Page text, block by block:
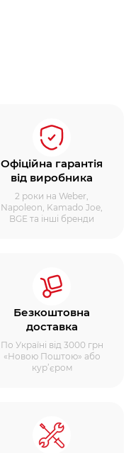
Офіційна гарантія
від виробника
2 роки на Weber,
Napoleon, Kamado Joe,
BGE та інші бренди
Безкоштовна
доставка
По Україні від 3000 грн
«Новою Поштою» або
кур’єром